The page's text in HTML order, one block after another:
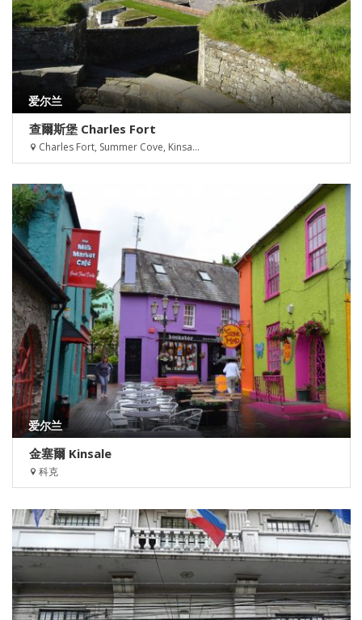
爱尔兰
查爾斯堡 Charles Fort
Charles Fort, Summer Cove, Kinsa...
爱尔兰
金塞爾 Kinsale
科克